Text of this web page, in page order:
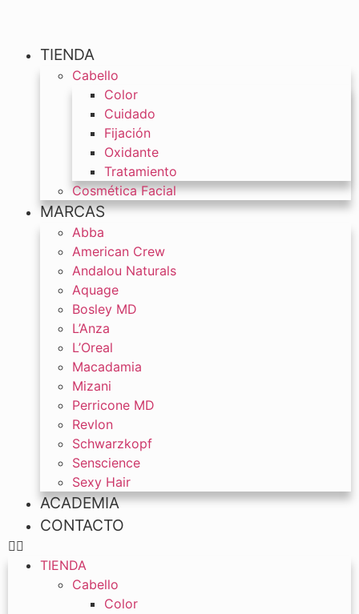
TIENDA
Cabello
Color
Cuidado
Fijación
Oxidante
Tratamiento
Cosmética Facial
MARCAS
Abba
American Crew
Andalou Naturals
Aquage
Bosley MD
L’Anza
L’Oreal
Macadamia
Mizani
Perricone MD
Revlon
Schwarzkopf
Senscience
Sexy Hair
ACADEMIA
CONTACTO
TIENDA
Cabello
Color